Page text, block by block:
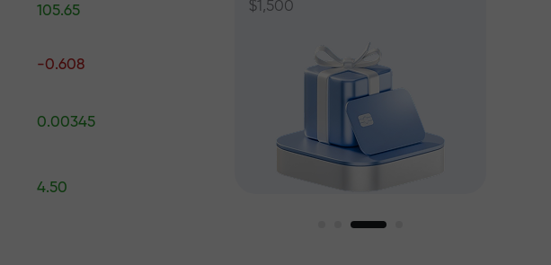
105.65
-0.608
0.00345
4.50
$1,500